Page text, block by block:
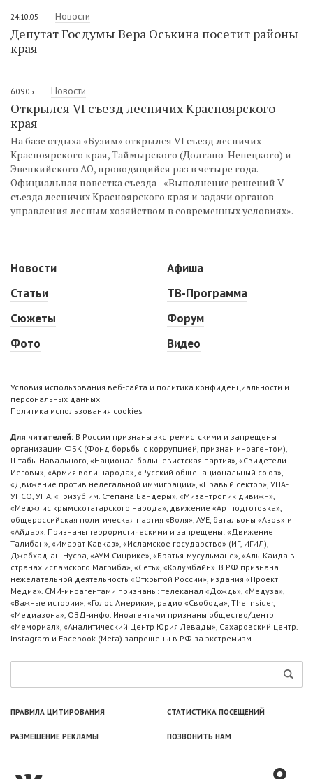
24.10.05 Новости
Депутат Госдумы Вера Оськина посетит районы
края
6.09.05 Новости
Открылся VI съезд лесничих Красноярского
края
На базе отдыха «Бузим» открылся VI съезд лесничих
Красноярского края, Таймырского (Долгано-Ненецкого) и
Эвенкийского АО, проводящийся раз в четыре года.
Официальная повестка съезда - «Выполнение решений V
съезда лесничих Красноярского края и задачи органов
управления лесным хозяйством в современных условиях».
Новости
Статьи
Сюжеты
Фото
Афиша
ТВ-Программа
Форум
Видео
Условия использования веб-сайта и политика конфиденциальности и
персональных данных
Политика использования cookies
Для читателей: В России признаны экстремистскими и запрещены
организации ФБК (Фонд борьбы с коррупцией, признан иноагентом),
Штабы Навального, «Национал-большевистская партия», «Свидетели
Иеговы», «Армия воли народа», «Русский общенациональный союз»,
«Движение против нелегальной иммиграции», «Правый сектор», УНА-
УНСО, УПА, «Тризуб им. Степана Бандеры», «Мизантропик дивижн»,
«Меджлис крымскотатарского народа», движение «Артподготовка»,
общероссийская политическая партия «Воля», АУЕ, батальоны «Азов» и
«Айдар». Признаны террористическими и запрещены: «Движение
Талибан», «Имарат Кавказ», «Исламское государство» (ИГ, ИГИЛ),
Джебхад-ан-Нусра, «АУМ Синрике», «Братья-мусульмане», «Аль-Каида в
странах исламского Магриба», «Сеть», «Колумбайн». В РФ признана
нежелательной деятельность «Открытой России», издания «Проект
Медиа». СМИ-иноагентами признаны: телеканал «Дождь», «Медуза»,
«Важные истории», «Голос Америки», радио «Свобода», The Insider,
«Медиазона», ОВД-инфо. Иноагентами признаны общество/центр
«Мемориал», «Аналитический Центр Юрия Левады», Сахаровский центр.
Instagram и Facebook (Metа) запрещены в РФ за экстремизм.
ПРАВИЛА ЦИТИРОВАНИЯ СТАТИСТИКА ПОСЕЩЕНИЙ
РАЗМЕЩЕНИЕ РЕКЛАМЫ ПОЗВОНИТЬ НАМ